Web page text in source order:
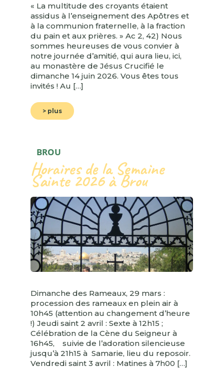
« La multitude des croyants étaient
assidus à l’enseignement des Apôtres et
à la communion fraternelle, à la fraction
du pain et aux prières. » Ac 2, 42) Nous
sommes heureuses de vous convier à
notre journée d’amitié, qui aura lieu, ici,
au monastère de Jésus Crucifié le
dimanche 14 juin 2026. Vous êtes tous
invités ! Au […]
> plus
BROU
Horaires de la Semaine
Sainte 2026 à Brou
Dimanche des Rameaux, 29 mars :
procession des rameaux en plein air à
10h45 (attention au changement d’heure
!) Jeudi saint 2 avril : Sexte à 12h15 ;
Célébration de la Cène du Seigneur à
16h45, suivie de l’adoration silencieuse
jusqu’à 21h15 à Samarie, lieu du reposoir.
Vendredi saint 3 avril : Matines à 7h00 […]